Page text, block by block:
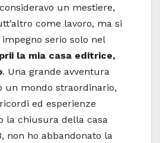
un mestiere,
come lavoro, ma si
serio solo nel
la mia casa editrice,
. Una grande avventura
un mondo straordinario,
ed esperienze
la chiusura della casa
non ho abbandonato la